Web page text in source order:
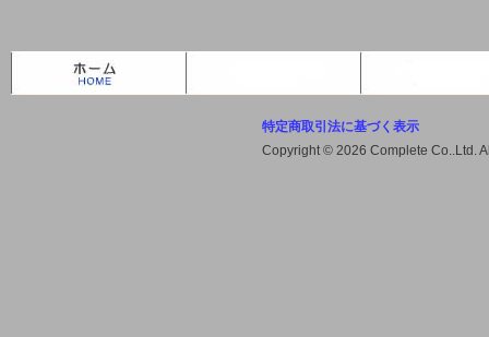
不安定な状況もあります。会員様に
は、ご不便をお掛けしますが宜しく
特定商取引法に基づく表示
Copyright © 2026 Complete Co..Ltd.